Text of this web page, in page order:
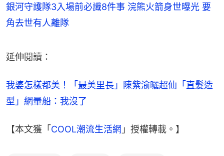
銀河守護隊3入場前必識8件事 浣熊火箭身世曝光 要
角去世有人離隊
延伸閱讀：
我婆怎樣都美！「最美里長」陳紫渝曬超仙「直髮造
型」網暈船：我沒了
【本文獲「 COOL潮流生活網 」授權轉載。】